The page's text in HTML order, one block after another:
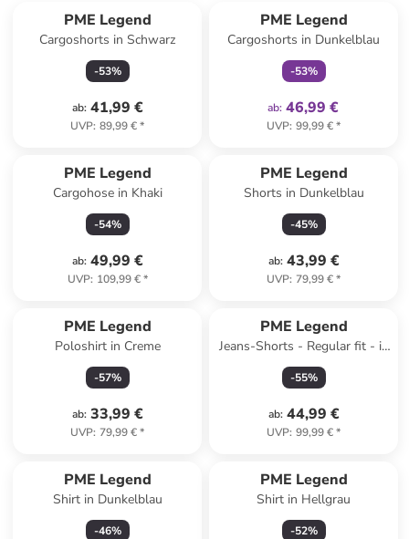
PME Legend
Cargoshorts in Schwarz
-53%
ab: 41,99 €
UVP: 89,99 €*
PME Legend
Cargoshorts in Dunkelblau
-53%
ab: 46,99 €
UVP: 99,99 €*
PME Legend
Cargohose in Khaki
-54%
ab: 49,99 €
UVP: 109,99 €*
PME Legend
Shorts in Dunkelblau
-45%
ab: 43,99 €
UVP: 79,99 €*
PME Legend
Poloshirt in Creme
-57%
ab: 33,99 €
UVP: 79,99 €*
PME Legend
Jeans-Shorts - Regular fit - in
Dunkelblau
-55%
ab: 44,99 €
UVP: 99,99 €*
PME Legend
Shirt in Dunkelblau
-46%
PME Legend
Shirt in Hellgrau
-52%